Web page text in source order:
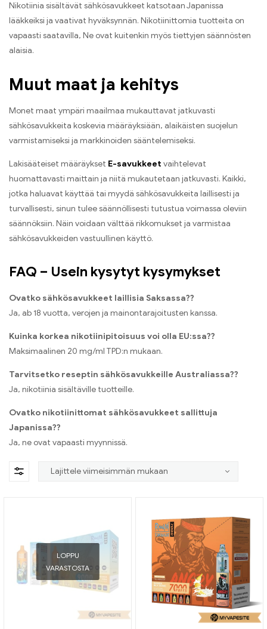
Nikotiinia sisältävät sähkösavukkeet katsotaan Japanissa
lääkkeiksi ja vaativat hyväksynnän. Nikotiinittomia tuotteita on
vapaasti saatavilla, Ne ovat kuitenkin myös tiettyjen säännösten
alaisia.
Muut maat ja kehitys
Monet maat ympäri maailmaa mukauttavat jatkuvasti
sähkösavukkeita koskevia määräyksiään, alaikäisten suojelun
varmistamiseksi ja markkinoiden sääntelemiseksi.
Lakisääteiset määräykset E-savukkeet vaihtelevat
huomattavasti maittain ja niitä mukautetaan jatkuvasti. Kaikki,
jotka haluavat käyttää tai myydä sähkösavukkeita laillisesti ja
turvallisesti, sinun tulee säännöllisesti tutustua voimassa oleviin
säännöksiin. Näin voidaan välttää rikkomukset ja varmistaa
sähkösavukkeiden vastuullinen käyttö.
FAQ – Usein kysytyt kysymykset
Ovatko sähkösavukkeet laillisia Saksassa??
Ja, ab 18 vuotta, verojen ja mainontarajoitusten kanssa.
Kuinka korkea nikotiinipitoisuus voi olla EU:ssa??
Maksimaalinen 20 mg/ml TPD:n mukaan.
Tarvitsetko reseptin sähkösavukkeille Australiassa??
Ja, nikotiinia sisältäville tuotteille.
Ovatko nikotiinittomat sähkösavukkeet sallittuja
Japanissa??
Ja, ne ovat vapaasti myynnissä.
LOPPU
VARASTOSTA